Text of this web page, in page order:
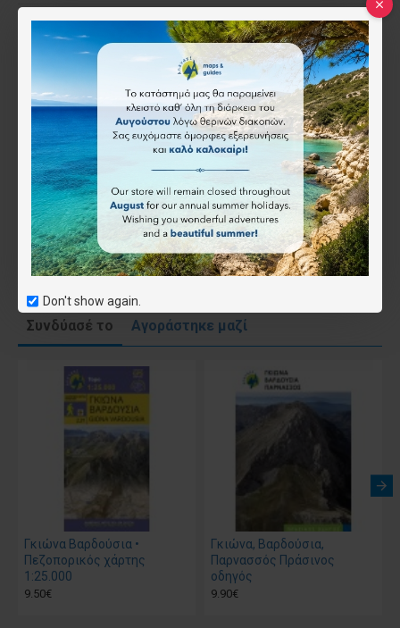
Don't show again.
5.00€
Τύπος
Ψηφιακός (όχι για το app)
Επιθυμητό
Συνδύασέ το Αγοράστηκε μαζί
Γκιώνα Βαρδούσια •
Πεζοπορικός χάρτης
1:25.000
9.50€
Γκιώνα, Βαρδούσια,
Παρνασσός Πράσινος
οδηγός
9.90€